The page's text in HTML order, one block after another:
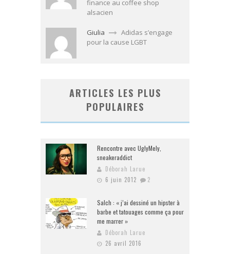
finance au coffee shop
alsacien
Giulia
Adidas s’engage
pour la cause LGBT
ARTICLES LES PLUS
POPULAIRES
Rencontre avec UglyMely,
sneakeraddict
Déborah Larue
6 juin 2012
2
Salch : « j’ai dessiné un hipster à
barbe et tatouages comme ça pour
me marrer »
Déborah Larue
26 avril 2016